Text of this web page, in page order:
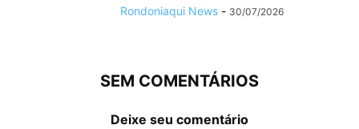
Rondoniaqui News - 30/07/2026
SEM COMENTÁRIOS
Deixe seu comentário